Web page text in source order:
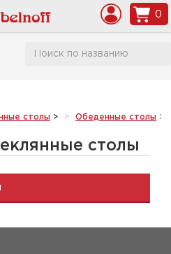
0
столы > Обеденные столы >
столы